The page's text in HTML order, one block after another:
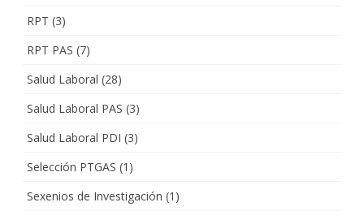
RPT (3)
RPT PAS (7)
Salud Laboral (28)
Salud Laboral PAS (3)
Salud Laboral PDI (3)
Selección PTGAS (1)
Sexenios de Investigación (1)